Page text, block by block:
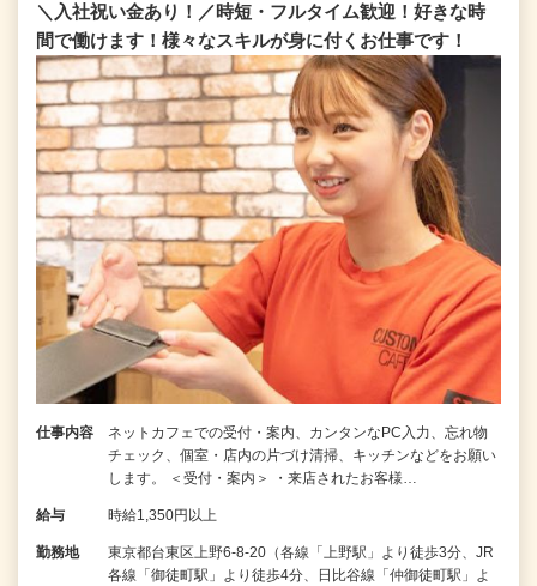
＼入社祝い金あり！／時短・フルタイム歓迎！好きな時
間で働けます！様々なスキルが身に付くお仕事です！
仕事内容
ネットカフェでの受付・案内、カンタンなPC入力、忘れ物
チェック、個室・店内の片づけ清掃、キッチンなどをお願い
します。 ＜受付・案内＞ ・来店されたお客様…
給与 時給1,350円以上
勤務地
東京都台東区上野6-8-20（各線「上野駅」より徒歩3分、JR
各線「御徒町駅」より徒歩4分、日比谷線「仲御徒町駅」よ